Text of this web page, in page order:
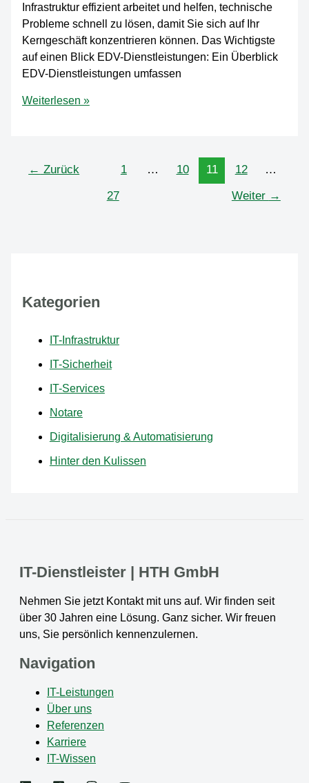
Infrastruktur effizient arbeitet und helfen, technische
Probleme schnell zu lösen, damit Sie sich auf Ihr
Kerngeschäft konzentrieren können. Das Wichtigste
auf einen Blick EDV-Dienstleistungen: Ein Überblick
EDV-Dienstleistungen umfassen
Maximale
Dienstleistungen
Weiterlesen »
← Zurück 1 … 10 11 12 …
27 Weiter →
Kategorien
IT-Infrastruktur
IT-Sicherheit
IT-Services
Notare
Digitalisierung & Automatisierung
Hinter den Kulissen
IT-Dienstleister | HTH GmbH
Nehmen Sie jetzt Kontakt mit uns auf. Wir finden seit
über 30 Jahren eine Lösung. Ganz sicher. Wir freuen
uns, Sie persönlich kennenzulernen.
Navigation
IT-Leistungen
Über uns
Referenzen
Karriere
IT-Wissen